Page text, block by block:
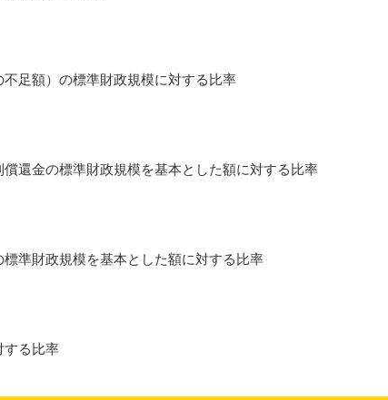
足額）の標準財政規模に対する比率
還金の標準財政規模を基本とした額に対する比率
準財政規模を基本とした額に対する比率
る比率